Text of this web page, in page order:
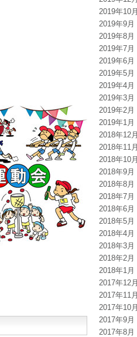
2019年10月
2019年9月
2019年8月
2019年7月
2019年6月
2019年5月
2019年4月
2019年3月
2019年2月
2019年1月
2018年12月
2018年11月
2018年10月
2018年9月
2018年8月
2018年7月
2018年6月
2018年5月
2018年4月
2018年3月
2018年2月
2018年1月
2017年12月
2017年11月
2017年10月
2017年9月
2017年8月